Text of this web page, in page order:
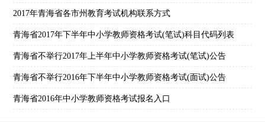
2017年青海省各市州教育考试机构联系方式
青海省2017年下半年中小学教师资格考试(笔试)科目代码列表
青海省不举行2017年上半年中小学教师资格考试(笔试)公告
青海省不举行2016年下半年中小学教师资格考试(面试)公告
青海省2016年中小学教师资格考试报名入口